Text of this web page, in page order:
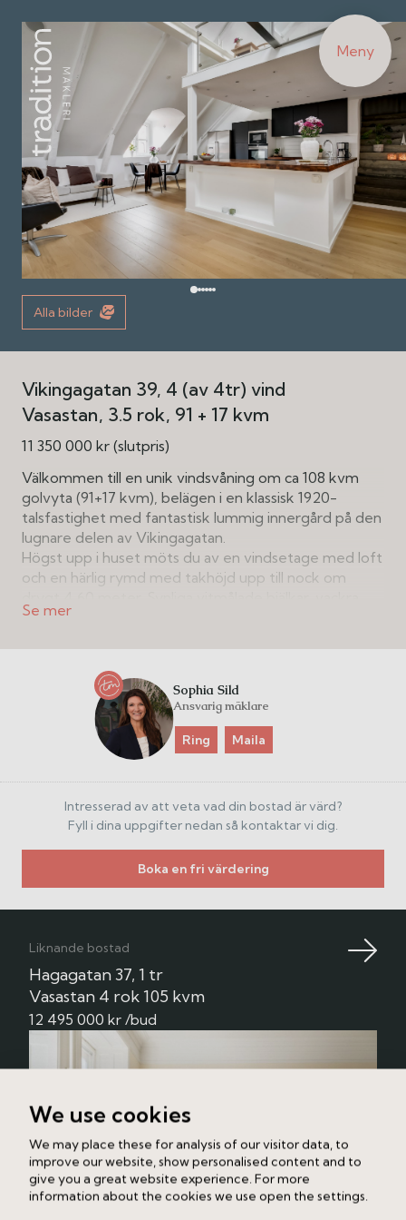
Meny
Alla bilder
Vikingagatan 39, 4 (av 4tr) vind
Vasastan 3.5 rok 91 + 17 kvm
11 350 000 kr (slutpris)
Välkommen till en unik vindsvåning om ca 108 kvm
golvyta (91+17 kvm), belägen i en klassisk 1920-
talsfastighet med fantastisk lummig innergård på den
lugnare delen av Vikingagatan.
Högst upp i huset möts du av en vindsetage med loft
och en härlig rymd med takhöjd upp till nock om
takkupor och snälla snedtak ger tillsammans hemmet
Ljusinsläppet är fint från flera väderstreck genom
takfönster och fönsterkupor, varav ett fönster har
utgång till en liten balkong. Tack vare det höga läget
erbjuds en rogivande utsikt över himmel och vackra
takåsar. Genomgående hög trivselfaktor med vackra
badrum.
både middagar, umgänge och skön avkoppling i
matbord och soffgrupp.
Vindslägenhetens flexibla planlösning gör att den
passar lika bra för paret som söker ett unikt hem
med generösa sociala ytor som för den mindre
familjen. Här finns möjlighet att skapa 2–3 sovrum,
Badrummet är generöst med högt i tak och
takfönster som släpper in dagsljus. Här finns även
bastu, badkar samt tvättmaskin och torktumlare för
extra komfort i vardagen.
Sophia Sild
Ansvarig mäklare
Ring Maila
Intresserad av att veta vad din bostad är värd?
Fyll i dina uppgifter nedan så kontaktar vi dig.
Boka en fri värdering
Liknande bostad
Hagagatan 37, 1 tr
Vasastan 4 rok 105 kvm
12 495 000 kr /bud
We use cookies
We may place these for analysis of our visitor data, to
improve our website, show personalised content and to
give you a great website experience. For more
information about the cookies we use open the settings.